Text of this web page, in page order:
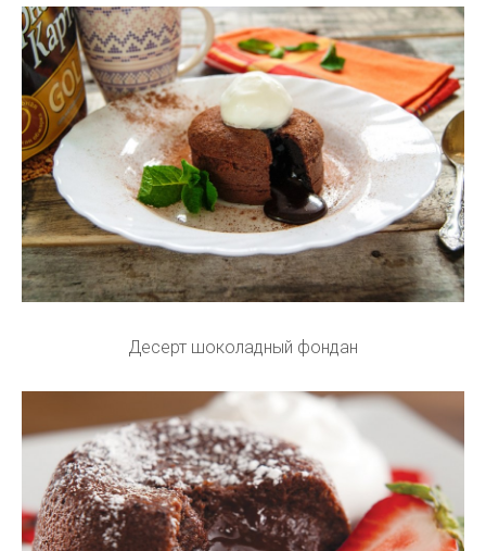
Десерт шоколадный фондан